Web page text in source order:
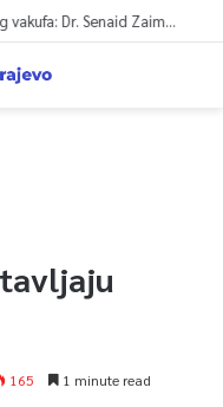
Pola milenijuma Gazi Husrev-begovog vakufa: Dr. Senaid Zaimović o historijskom naslijeđu, ustavnoj snazi vakufname i viziji za budućnost
165 1 minute read